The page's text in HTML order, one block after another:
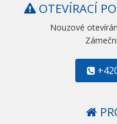
OTEVÍRACÍ
Nouzové